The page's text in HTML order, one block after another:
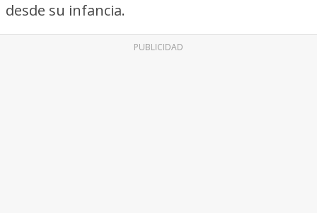
desde su infancia.
PUBLICIDAD